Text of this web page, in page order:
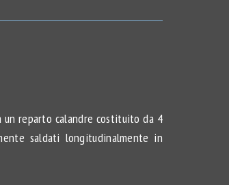
reparto calandre costituito da 4
saldati longitudinalmente in